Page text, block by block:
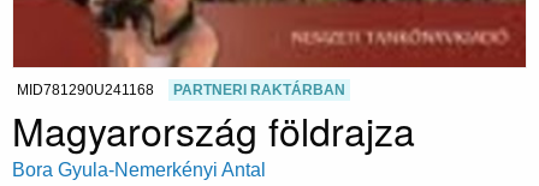
MID781290U241168 PARTNERI RAKTÁRBAN
Magyarország földrajza
Bora Gyula-Nemerkényi Antal